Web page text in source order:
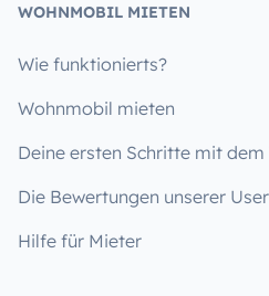
WOHNMOBIL MIETEN
Wie funktionierts?
Wohnmobil mieten
Deine ersten Schritte mit
Die Bewertungen unserer User
Hilfe für Mieter